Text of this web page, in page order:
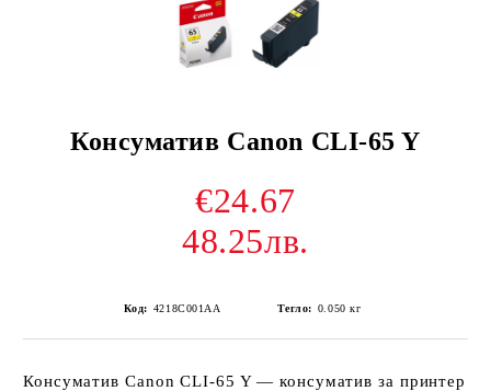
Консуматив Canon CLI-65 Y
€24.67
48.25лв.
Код: 4218C001AA Тегло: 0.050 кг
Консуматив Canon CLI-65 Y — консуматив за принтер